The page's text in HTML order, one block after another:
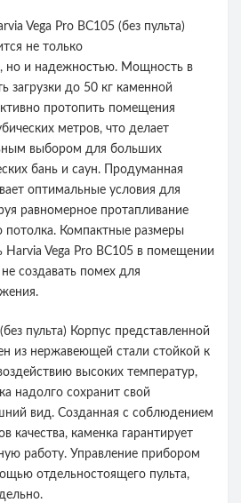
Vega Pro BC105 (без пульта)
не только
но и надежностью. Мощность в
загрузки до 50 кг каменной
протопить помещения
метров, что делает
выбором для больших
бань и саун. Продуманная
оптимальные условия для
равномерное протапливание
Компактные размеры
Harvia Vega Pro BC105 в помещении
создавать помех для
пульта) Корпус представленной
из нержавеющей стали стойкой к
высоких температур,
надолго сохранит свой
вид. Созданная с соблюдением
качества, каменка гарантирует
работу. Управление прибором
отдельностоящего пульта,